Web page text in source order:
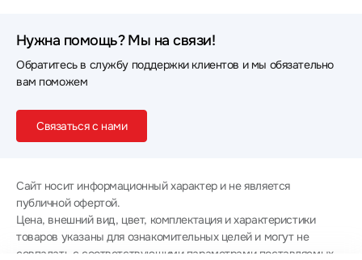
Нужна помощь? Мы на связи!
Обратитесь в службу поддержки клиентов и мы обязательно
вам поможем
Связаться с нами
Сайт носит информационный характер и не является
публичной офертой.
Цена, внешний вид, цвет, комплектация и характеристики
товаров указаны для ознакомительных целей и могут не
совпадать с соответствующими параметрами поставляемых